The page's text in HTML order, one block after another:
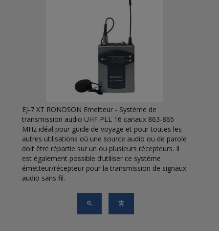
EJ-7 XT RONDSON Emetteur - Système de
transmission audio UHF PLL 16 canaux 863-865
MHz idéal pour guide de voyage et pour toutes les
autres utilisations où une source audio ou de parole
doit être répartie sur un ou plusieurs récepteurs. Il
est également possible d’utiliser ce système
émetteur/récepteur pour la transmission de signaux
audio sans fil.